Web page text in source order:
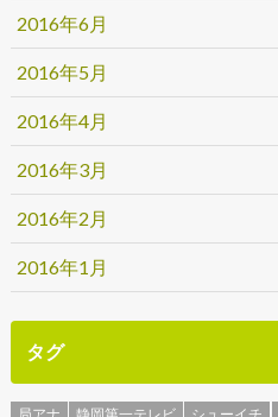
2016年6月
2016年5月
2016年4月
2016年3月
2016年2月
2016年1月
タグ